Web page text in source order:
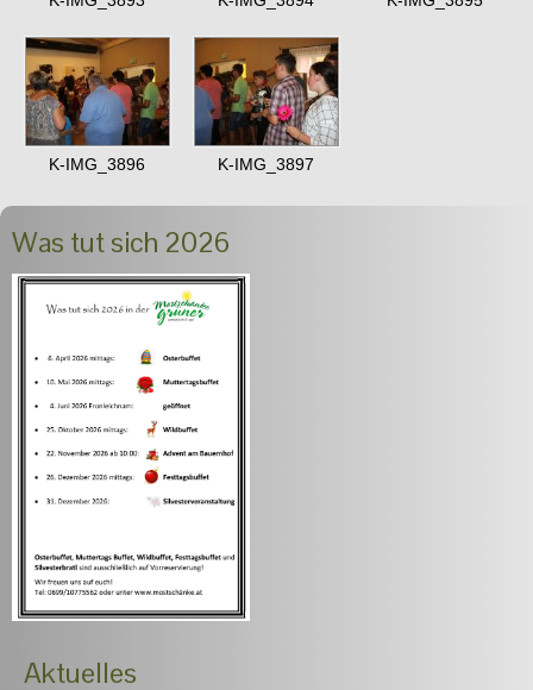
K-IMG_3896 K-IMG_3897
Was tut sich 2026
Aktuelles